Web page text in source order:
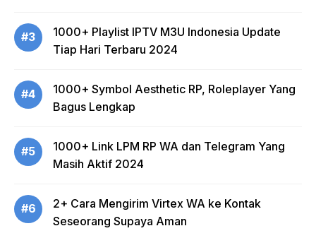
#3
1000+ Playlist IPTV M3U Indonesia Update
Tiap Hari Terbaru 2024
#4
1000+ Symbol Aesthetic RP, Roleplayer Yang
Bagus Lengkap
#5
1000+ Link LPM RP WA dan Telegram Yang
Masih Aktif 2024
#6
2+ Cara Mengirim Virtex WA ke Kontak
Seseorang Supaya Aman